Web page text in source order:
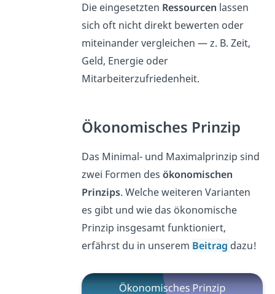
Die eingesetzten Ressourcen lassen
sich oft nicht direkt bewerten oder
miteinander vergleichen — z. B. Zeit,
Geld, Energie oder
Mitarbeiterzufriedenheit.
Ökonomisches Prinzip
Das Minimal- und Maximalprinzip sind
zwei Formen des ökonomischen
Prinzips. Welche weiteren Varianten
es gibt und wie das ökonomische
Prinzip insgesamt funktioniert,
erfährst du in unserem Beitrag dazu!